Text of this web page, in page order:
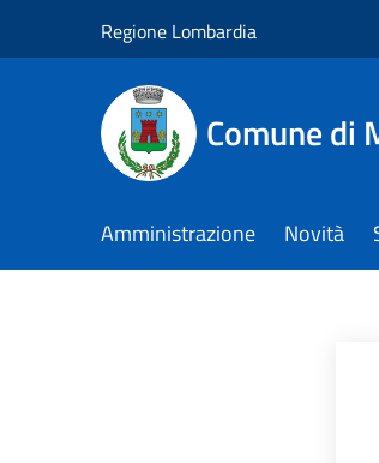
Regione Lombardia
Comune di
Amministrazione Novità